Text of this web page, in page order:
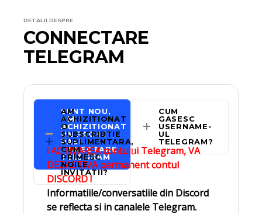
DETALII DESPRE
CONNECTARE
TELEGRAM
SUNT NOU,
AM
ACHIZITIONAT
UN PACHET,
PASI
CONECTARE
TELEGRAM
! ACTIVAREA contului Telegram, VA
DEZACTIVA permanent contul
DISCORD !
Informatiile/conversatiile din Discord
se reflecta si in canalele Telegram.
CUM
GASESC
USERNAME-
UL
TELEGRAM?
AM
ACHIZITIONAT
O
SUBSCRIBTIE
SUPLIMENTARA,
CUM
PRIMESC
NOILE
INVITATII?